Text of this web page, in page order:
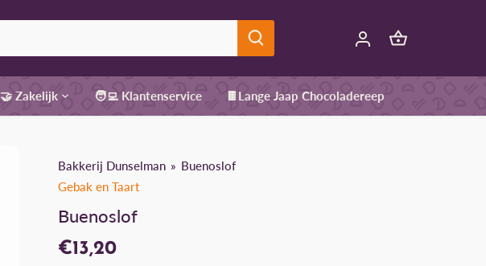
🤝 Zakelijk 🧑‍💻 Klantenservice 🍫Lange Jaap Chocoladereep
Bakkerij Dunselman
Buenoslof
Gebak en Taart
Buenoslof
€13,20